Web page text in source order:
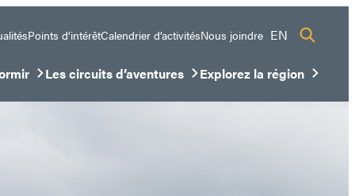
Points d’intérêtCalendrier d’activitésNous joindre EN
menu
Fermer le sous-menu
Les circuits d’aventures
Ouvrir/Fermer le sous-menuExplorez la région
Ouvrir/Fermer le sous-